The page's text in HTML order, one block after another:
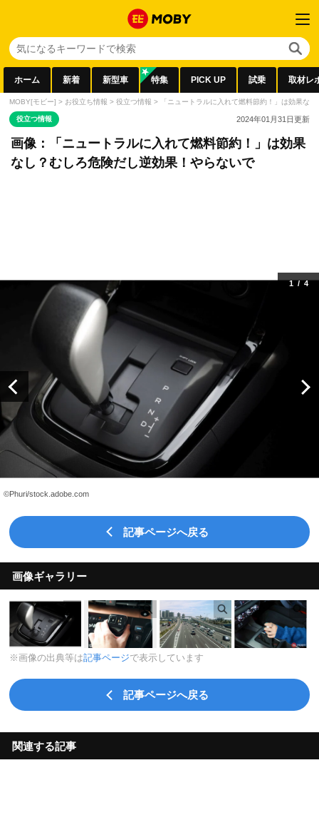
ホーム 新着 新型車 特集 PICK UP 試乗 取材レ
MOBY[モビー] > お役立ち情報 > 役立つ情報 > 「ニュートラルに入れて燃料節約！」は効果な
役立つ情報 2024年01月31日更新
画像：「ニュートラルに入れて燃料節約！」は効果
なし？むしろ危険だし逆効果！やらないで
©Phuri/stock.adobe.com
1/4
記事ページへ戻る
画像ギャラリー
※画像の出典等は記事ページで表示しています
記事ページへ戻る
関連する記事